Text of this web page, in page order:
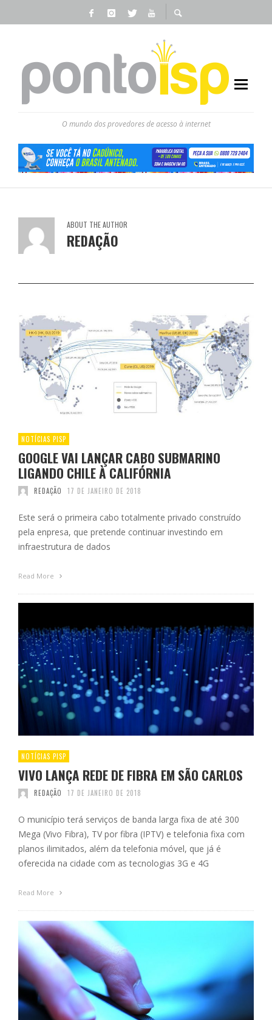
O mundo dos provedores de acesso à internet
ABOUT THE AUTHOR
REDAÇÃO
NOTÍCIAS PISP
GOOGLE VAI LANÇAR CABO SUBMARINO
LIGANDO CHILE À CALIFÓRNIA
REDAÇÃO 17 DE JANEIRO DE 2018
Este será o primeira cabo totalmente privado construído
pela enpresa, que pretende continuar investindo em
infraestrutura de dados
Read More
NOTÍCIAS PISP
VIVO LANÇA REDE DE FIBRA EM SÃO CARLOS
REDAÇÃO 17 DE JANEIRO DE 2018
O município terá serviços de banda larga fixa de até 300
Mega (Vivo Fibra), TV por fibra (IPTV) e telefonia fixa com
planos ilimitados, além da telefonia móvel, que já é
oferecida na cidade com as tecnologias 3G e 4G
Read More